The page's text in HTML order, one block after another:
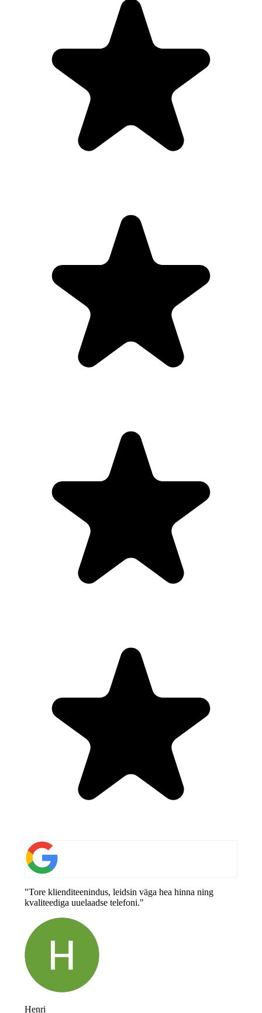
"Tore klienditeenindus, leidsin väga hea hinna ning
kvaliteediga uuelaadse telefoni."
Henri